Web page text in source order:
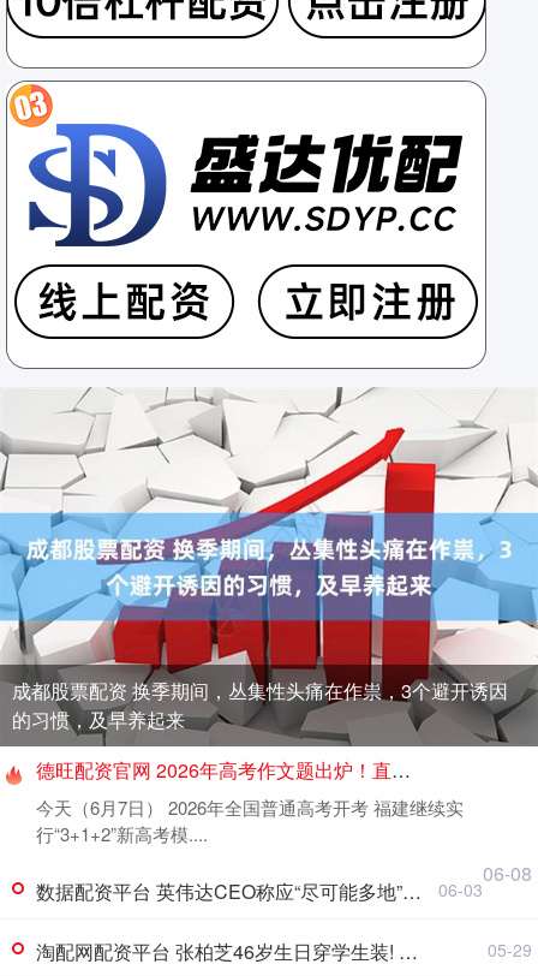
成都股票配资 换季期间，丛集性头痛在作祟，3个避开诱因
的习惯，及早养起来
德旺配资官网 2026年高考作文题出炉！直击厦门思明送考现场！转发送祝福！
今天（6月7日） 2026年全国普通高考开考 福建继续实
行“3+1+2”新高考模....
06-08
数据配资平台 英伟达CEO称应“尽可能多地”给员工发薪水 06-03
淘配网配资平台 张柏芝46岁生日穿学生装! 再现《喜剧之王》柳飘飘! 豪送粉丝机票和迪士尼门票 05-29